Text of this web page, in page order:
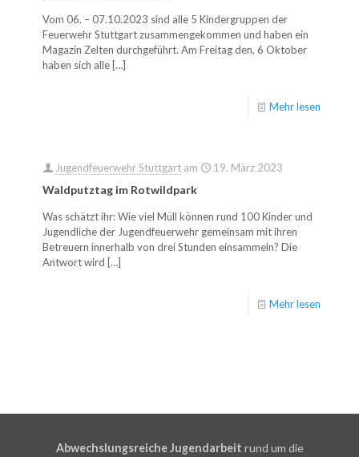
Vom 06. – 07.10.2023 sind alle 5 Kindergruppen der
Feuerwehr Stuttgart zusammengekommen und haben ein
Magazin Zelten durchgeführt. Am Freitag den, 6 Oktober
haben sich alle […]
Mehr lesen
Jugendfeuerwehr Stuttgart am 19. März 2023
Waldputztag im Rotwildpark
Was schätzt ihr: Wie viel Müll können rund 100 Kinder und
Jugendliche der Jugendfeuerwehr gemeinsam mit ihren
Betreuern innerhalb von drei Stunden einsammeln? Die
Antwort wird […]
Mehr lesen
Abwechslungsreiche Jugendarbeit rund um die